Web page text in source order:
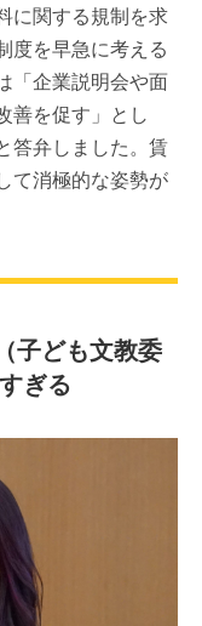
に関する規制を求
度を早急に考える
「企業説明会や面
善を促す」とし
答弁しました。賃
て消極的な姿勢が
子ども文教委
ぎる